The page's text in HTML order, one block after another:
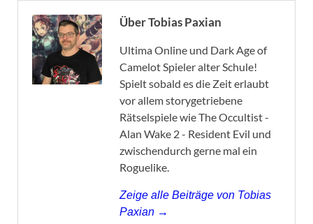
Über Tobias Paxian
Ultima Online und Dark Age of
Camelot Spieler alter Schule!
Spielt sobald es die Zeit erlaubt
vor allem storygetriebene
Rätselspiele wie The Occultist -
Alan Wake 2 - Resident Evil und
zwischendurch gerne mal ein
Roguelike.
Zeige alle Beiträge von Tobias
Paxian →